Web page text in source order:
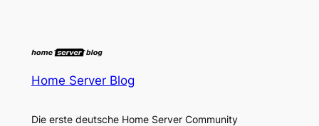
Home Server Blog
Die erste deutsche Home Server Community